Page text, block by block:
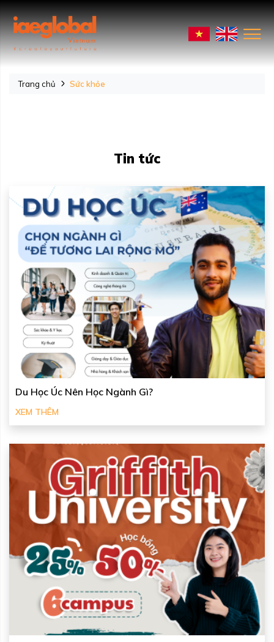
Trang chủ Sức khỏe
Tin tức
Du Học Úc Nên Học Ngành Gì?
XEM THÊM